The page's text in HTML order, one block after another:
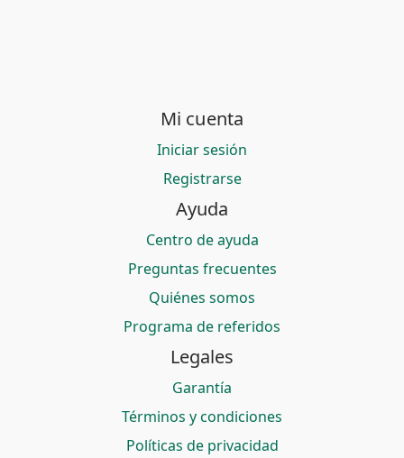
Mi cuenta
Iniciar sesión
Registrarse
Ayuda
Centro de ayuda
Preguntas frecuentes
Quiénes somos
Programa de referidos
Legales
Garantía
Términos y condiciones
Políticas de privacidad